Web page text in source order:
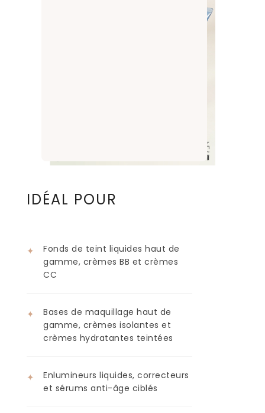
IDÉAL POUR
✦
Fonds de teint liquides haut de
gamme, crèmes BB et crèmes
CC
✦
Bases de maquillage haut de
gamme, crèmes isolantes et
crèmes hydratantes teintées
✦
Enlumineurs liquides, correcteurs
et sérums anti-âge ciblés